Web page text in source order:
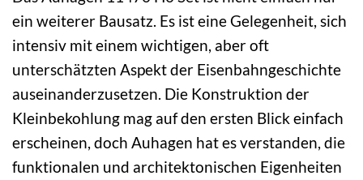
ein weiterer Bausatz. Es ist eine Gelegenheit, sich
intensiv mit einem wichtigen, aber oft
unterschätzten Aspekt der Eisenbahngeschichte
auseinanderzusetzen. Die Konstruktion der
Kleinbekohlung mag auf den ersten Blick einfach
erscheinen, doch Auhagen hat es verstanden, die
funktionalen und architektonischen Eigenheiten